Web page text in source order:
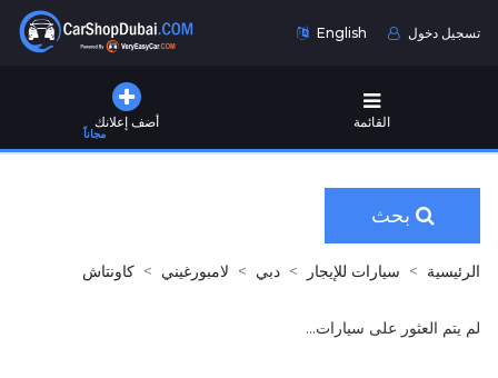
English تسجيل دخول
أضف إعلانك
مجاناً
القائمة
بحث
الرئيسية سيارات للإيجار دبي لامبورغيني كاونتاش
لم يتم العثور على سيارات...